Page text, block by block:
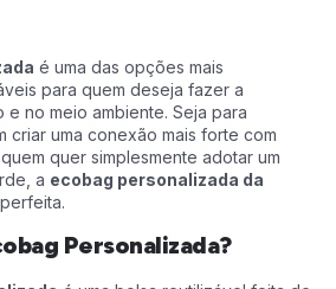
é uma das opções mais
para quem deseja fazer a
no meio ambiente. Seja para
criar uma conexão mais forte com
quer simplesmente adotar um
a ecobag personalizada da
Personalizada?